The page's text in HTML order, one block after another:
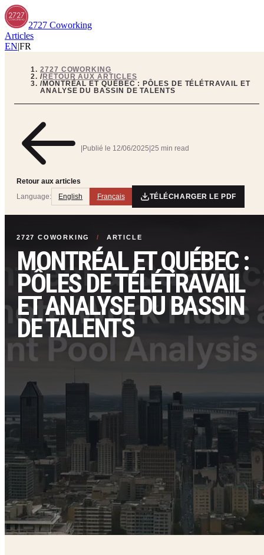
2727 Coworking
Articles
EN|FR
2727 COWORKING
/RETOUR AUX ARTICLES
/MONTRÉAL ET QUÉBEC : PÔLES DE TÉLÉTRAVAIL ET
ANALYSE DU BASSIN DE TALENTS
Retour aux articles
Publié le 12/06/2025 25 min read
Language: English Français TÉLÉCHARGER LE PDF
2727 COWORKING / ARTICLE
MONTRÉAL ET QUÉBEC :
PÔLES DE TÉLÉTRAVAIL
ET ANALYSE DU BASSIN
DE TALENTS